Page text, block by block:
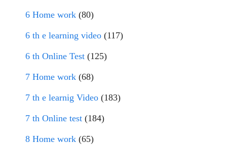
6 Home work (80)
6 th e learning video (117)
6 th Online Test (125)
7 Home work (68)
7 th e learnig Video (183)
7 th Online test (184)
8 Home work (65)